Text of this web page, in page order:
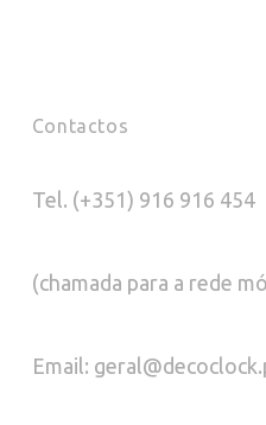
Contactos
Tel. (+351) 916 916 454
(chamada para a rede
Email: